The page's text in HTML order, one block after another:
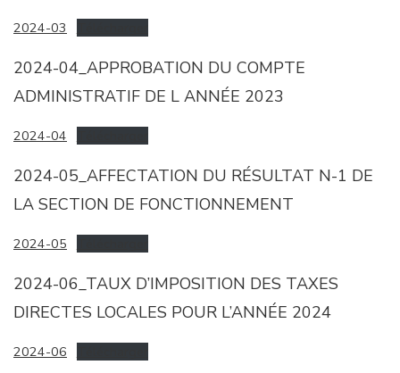
2024-03
2024-04_APPROBATION DU COMPTE
ADMINISTRATIF DE L ANNÉE 2023
2024-04
2024-05_AFFECTATION DU RÉSULTAT N-1 DE
LA SECTION DE FONCTIONNEMENT
2024-05
2024-06_TAUX D’IMPOSITION DES TAXES
DIRECTES LOCALES POUR L’ANNÉE 2024
2024-06